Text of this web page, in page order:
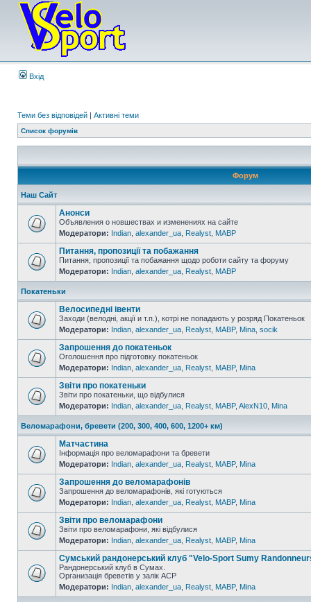
Вхід
Теми без відповідей | Активні теми
Список форумів
Форум
Наш Сайт
Анонси
Объявления о новшествах и изменениях на сайте
Модератори: Indian alexander_ua Realyst MABP
Питання, пропозиції та побажання
Питання, пропозиції та побажання щодо роботи сайту та форуму
Модератори: Indian alexander_ua Realyst MABP
Покатеньки
Велосипедні івенти
Заходи (велодні, акції и т.п.), котрі не попадають у розряд Покатеньок
Модератори: Indian alexander_ua Realyst MABP, Mina socik
Запрошення до покатеньок
Оголошення про підготовку покатеньок
Модератори: Indian alexander_ua Realyst MABP, Mina
Звіти про покатеньки
Звіти про покатеньки, що відбулися
Модератори: Indian alexander_ua Realyst MABP, AlexN10 Mina
Веломарафони, бревети (200, 300, 400, 600, 1200+ км)
Матчастина
Інформація про веломарафони та бревети
Модератори: Indian alexander_ua Realyst MABP, Mina
Запрошення до веломарафонів
Запрошення до веломарафонів, які готуються
Модератори: Indian alexander_ua Realyst MABP, Mina
Звіти про веломарафони
Звіти про веломарафони, які відбулися
Модератори: Indian alexander_ua Realyst MABP, Mina
Сумський рандонерський клуб "Velo-Sport Sumy
Рандонерський клуб в Сумах.
Организація бреветів у залік АСР
Модератори: Indian alexander_ua Realyst MABP, Mina